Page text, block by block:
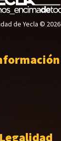
de Yecla © 2026
Legalidad